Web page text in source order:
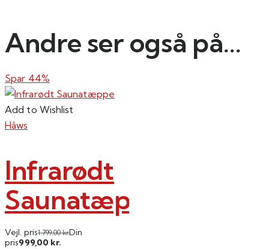
Andre ser også på...
Spar 44%
Add to Wishlist
Hâws
Infrarødt
Saunatæppe
Vejl. pris1.799,00kr.Din
pris999,00 kr.